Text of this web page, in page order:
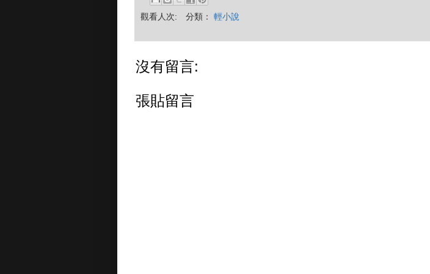
觀看人次: 分類： 輕小說
沒有留言:
張貼留言